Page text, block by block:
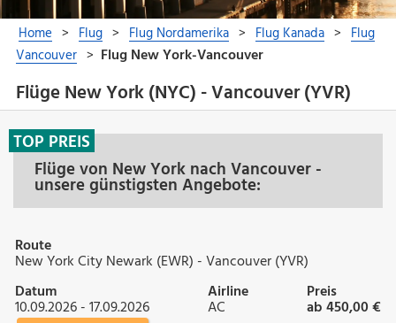
Flüge New York (NYC) - Vancouver (YVR)
Flüge von New York nach Vancouver -
unsere günstigsten Angebote:
TOP PREIS
Route
New York City Newark (EWR) - Vancouver (YVR)
Datum
10.09.2026 - 17.09.2026
Airline
AC
Preis
ab 450,00 €